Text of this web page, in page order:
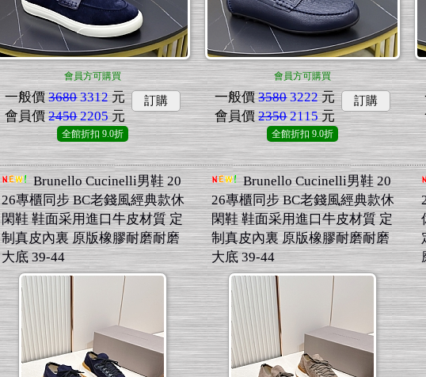
會員方可購買
一般價 36803312元
會員價 24502205元
訂購
全館折扣 9.0折
會員方可購買
一般價 35803222元
會員價 23502115元
訂購
全館折扣 9.0折
Brunello Cucinelli男鞋 20
26專櫃同步 BC老錢風經典款休
閑鞋 鞋面采用進口牛皮材質 定
制真皮內裏 原版橡膠耐磨耐磨
大底 39-44
Brunello Cucinelli男鞋 20
26專櫃同步 BC老錢風經典款休
閑鞋 鞋面采用進口牛皮材質 定
制真皮內裏 原版橡膠耐磨耐磨
大底 39-44